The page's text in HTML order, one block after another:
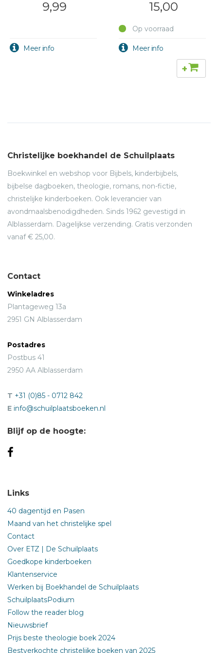
9,99 15,00
Op voorraad
+
Christelijke boekhandel de Schuilplaats
Boekwinkel en webshop voor Bijbels, kinderbijbels,
bijbelse dagboeken, theologie, romans, non-fictie,
christelijke kinderboeken. Ook leverancier van
avondmaalsbenodigdheden. Sinds 1962 gevestigd in
Alblasserdam. Dagelijkse verzending. Gratis verzonden
vanaf € 25,00.
Contact
Winkeladres
Plantageweg 13a
2951 GN Alblasserdam
Postadres
Postbus 41
2950 AA Alblasserdam
T +31 (0)85 - 0712 842
E info@schuilplaatsboeken.nl
Blijf op de hoogte:
Links
40 dagentijd en Pasen
Maand van het christelijke spel
Contact
Over ETZ | De Schuilplaats
Goedkope kinderboeken
Klantenservice
Werken bij Boekhandel de Schuilplaats
SchuilplaatsPodium
Follow the reader blog
Nieuwsbrief
Prijs beste theologie boek 2024
Bestverkochte christelijke boeken van 2025